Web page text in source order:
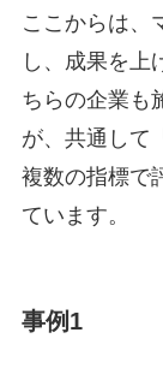
ここからは、
し、成果を上
ちらの企業も
が、共通して
複数の指標で
ています。
事例1